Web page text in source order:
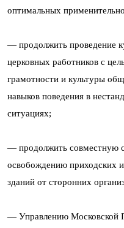
оптимальных
— продолжить проведение
церковных работников с
грамотности и культуры
навыков поведения в
ситуациях;
— продолжить совместную
освобождению приходских
зданий от сторонних
— Управлению Московской